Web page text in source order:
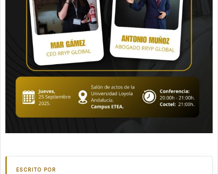
ESCRITO POR